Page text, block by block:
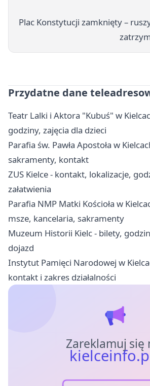
Plac Konstytucji zamknięty –
Przydatne dane
Teatr Lalki i Aktora "Kubuś" w
godziny, zajęcia dla dzieci
Parafia św. Pawła Apostoła w
sakramenty, kontakt
ZUS Kielce - kontakt, lokalizacje,
załatwienia
Parafia NMP Matki Kościoła w
msze, kancelaria, sakramenty
Muzeum Historii Kielc - bilety,
dojazd
Instytut Pamięci Narodowej w
kontakt i zakres działalności
Zareklamuj się